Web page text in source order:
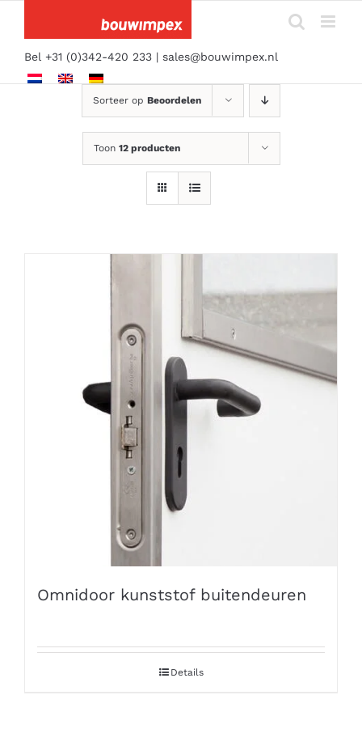
inhoud
Bel +31 (0)342-420 233 | sales@bouwimpex.nl
Sorteer op Beoordelen
Toon 12 producten
Omnidoor kunststof buitendeuren
Details